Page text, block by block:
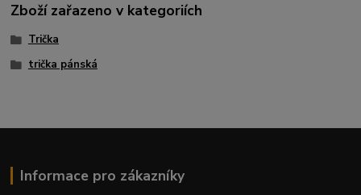
Zboží zařazeno v kategoriích
Trička
trička pánská
Informace pro zákazníky